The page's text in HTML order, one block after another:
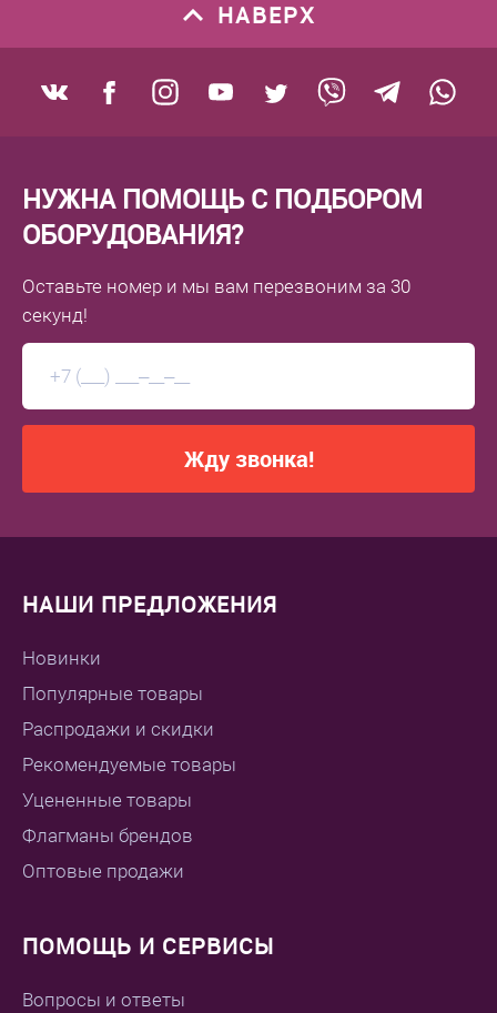
НАВЕРХ
НУЖНА ПОМОЩЬ С ПОДБОРОМ
ОБОРУДОВАНИЯ?
Оставьте номер и мы вам перезвоним за 30
секунд!
Жду звонка!
НАШИ ПРЕДЛОЖЕНИЯ
Новинки
Популярные товары
Распродажи и скидки
Рекомендуемые товары
Уцененные товары
Флагманы брендов
Оптовые продажи
ПОМОЩЬ И СЕРВИСЫ
Вопросы и ответы